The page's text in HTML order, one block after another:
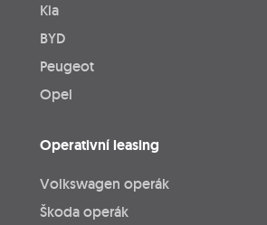
Kia
BYD
Peugeot
Opel
Operativní leasing
Volkswagen operák
Škoda operák